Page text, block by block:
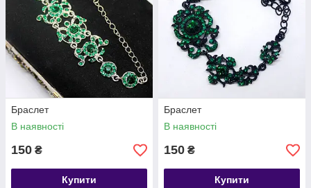
Браслет
В наявності
150 ₴
Купити
Браслет
В наявності
150 ₴
Купити